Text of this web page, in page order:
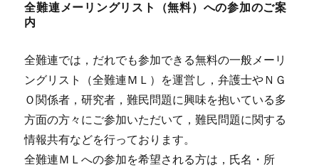
全難連メーリングリスト（無料）への参加のご案
内
全難連では，だれでも参加できる無料の一般メーリ
ングリスト（全難連ＭＬ）を運営し，弁護士やＮＧ
Ｏ関係者，研究者，難民問題に興味を抱いている多
方面の方々にご参加いただいて，難民問題に関する
情報共有などを行っております。
全難連ＭＬへの参加を希望される方は，氏名・所